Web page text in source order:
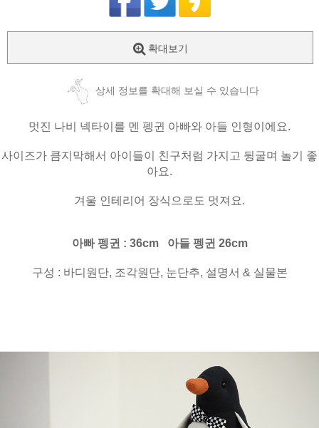
확대보기
상세 정보를 확대해 보실 수 있습니다
멋진 나비 넥타이를 멘 펭귄 아빠와 아들 인형이에요.
사이즈가 큼지막해서 아이들이 친구처럼 가지고 뒹굴며 놀기 좋
아요.
겨울 인테리어 장식으로도 멋져요.
아빠 펭귄 : 36cm 아들 펭귄 26cm
구성 : 바디원단, 조각원단, 눈단추, 설명서 & 실물본